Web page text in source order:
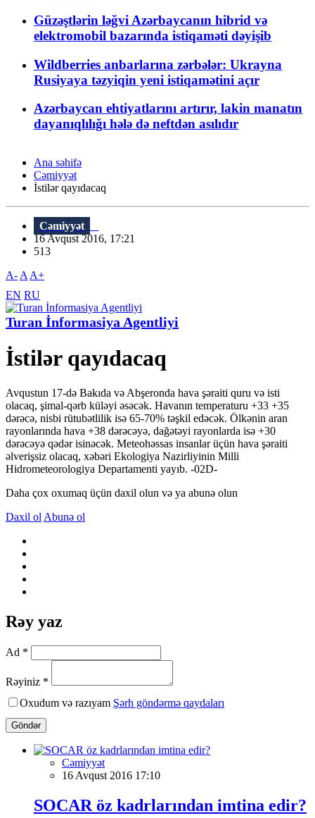
Güzəştlərin ləğvi Azərbaycanın hibrid və
elektromobil bazarında istiqaməti dəyişib
Wildberries anbarlarına zərbələr: Ukrayna
Rusiyaya təzyiqin yeni istiqamətini açır
Azərbaycan ehtiyatlarını artırır, lakin manatın
dayanıqlılığı hələ də neftdən asılıdır
Ana səhifə
Cəmiyyət
İstilər qayıdacaq
Cəmiyyət
16 Avqust 2016, 17:21
513
A- A A+
EN RU
Turan İnformasiya Agentliyi
İstilər qayıdacaq
Avqustun 17-də Bakıda və Abşeronda hava şəraiti quru və isti
olacaq, şimal-qərb küləyi əsəcək. Havanın temperaturu +33 +35
dərəcə, nisbi rütubətlilik isə 65-70% təşkil edəcək. Ölkənin aran
rayonlarında hava +38 dərəcəyə, dağətəyi rayonlarda isə +30
dərəcəyə qədər isinəcək. Meteohəssas insanlar üçün hava şəraiti
əlverişsiz olacaq, xəbəri Ekologiya Nazirliyinin Milli
Hidrometeorologiya Departamenti yayıb. -02D-
Daha çox oxumaq üçün daxil olun və ya abunə olun
Daxil ol Abunə ol
Rəy yaz
Ad *
Rəyiniz *
Oxudum və razıyam Şərh göndərmə qaydaları
Göndər
Cəmiyyət
16 Avqust 2016 17:10
SOCAR öz kadrlarından imtina edir?